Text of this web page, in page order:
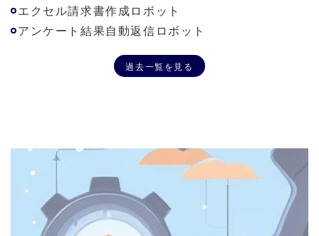
エクセル請求書作成ロボット
アンケート結果自動返信ロボット
過去一覧を見る